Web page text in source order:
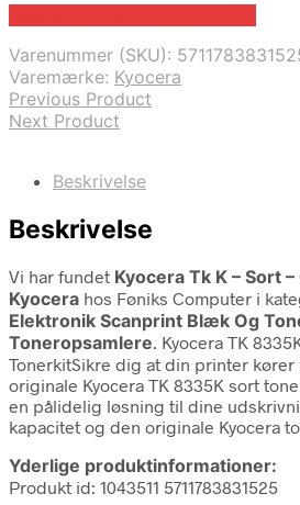
Varenummer (SKU):
Varemærke: Kyocera
Previous Product
Next Product
Beskrivelse
Beskrivelse
Vi har fundet Kyocera Tk K – Sort
Kyocera hos Føniks Computer i
Elektronik Scanprint Blæk Og
Toneropsamlere. Kyocera TK
TonerkitSikre dig at din printer
originale Kyocera TK 8335K sort
en pålidelig løsning til dine
kapacitet og den originale Kyocera
Yderlige produktinformationer:
Produkt id: 1043511 5711783831525